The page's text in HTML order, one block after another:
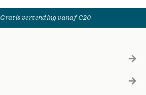
Gratis verzending vanaf €20